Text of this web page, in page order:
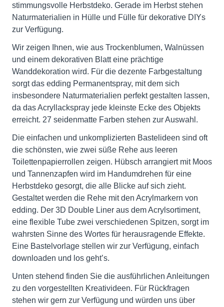
stimmungsvolle Herbstdeko. Gerade im Herbst stehen
Naturmaterialien in Hülle und Fülle für dekorative DIYs
zur Verfügung.
Wir zeigen Ihnen, wie aus Trockenblumen, Walnüssen
und einem dekorativen Blatt eine prächtige
Wanddekoration wird. Für die dezente Farbgestaltung
sorgt das edding Permanentspray, mit dem sich
insbesondere Naturmaterialien perfekt gestalten lassen,
da das Acryllackspray jede kleinste Ecke des Objekts
erreicht. 27 seidenmatte Farben stehen zur Auswahl.
Die einfachen und unkomplizierten Bastelideen sind oft
die schönsten, wie zwei süße Rehe aus leeren
Toilettenpapierrollen zeigen. Hübsch arrangiert mit Moos
und Tannenzapfen wird im Handumdrehen für eine
Herbstdeko gesorgt, die alle Blicke auf sich zieht.
Gestaltet werden die Rehe mit den Acrylmarkern von
edding. Der 3D Double Liner aus dem Acrylsortiment,
eine flexible Tube zwei verschiedenen Spitzen, sorgt im
wahrsten Sinne des Wortes für herausragende Effekte.
Eine Bastelvorlage stellen wir zur Verfügung, einfach
downloaden und los geht’s.
Unten stehend finden Sie die ausführlichen Anleitungen
zu den vorgestellten Kreativideen. Für Rückfragen
stehen wir gern zur Verfügung und würden uns über